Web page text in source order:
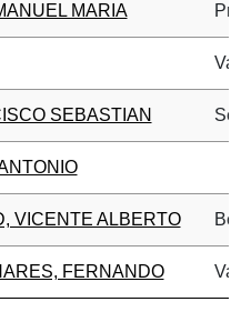
MARIA
SEBASTIAN
VICENTE ALBERTO
FERNANDO